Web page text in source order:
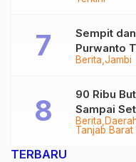
Berita Jambi
Sempit
Purwanto
Tungkal-
Berita
Tanjab Barat
90 Ribu
Sampai
Audit
TERBARU